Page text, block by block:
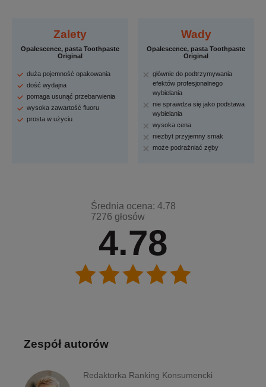
Zalety
Opalescence, pasta Toothpaste
Original
duża pojemność opakowania
dość wydajna
pomaga usunąć przebarwienia
wysoka zawartość fluoru
prosta w użyciu
Wady
Opalescence, pasta Toothpaste
Original
głównie do podtrzymywania
efektów profesjonalnego
wybielania
nie sprawdza się jako podstawa
wybielania
wysoka cena
niezbyt przyjemny smak
może podrażniać zęby
4.78
Średnia ocena: 4.78
7276 głosów
Zespół autorów
Redaktorka Ranking Konsumencki